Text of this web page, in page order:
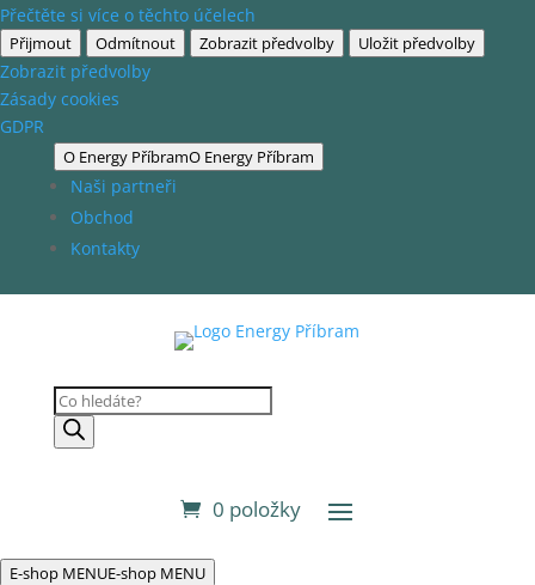
Přečtěte si více o těchto účelech
Přijmout Odmítnout Zobrazit předvolby Uložit předvolby
Zobrazit předvolby
Zásady cookies
GDPR
O Energy PříbramO Energy Příbram
Naši partneři
Obchod
Kontakty
Products
search
0 položky
E-shop MENUE-shop MENU